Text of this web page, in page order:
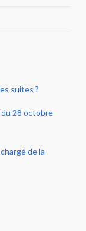
suites ?
du 28 octobre
de la